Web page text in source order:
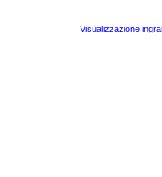
Visualizzazione